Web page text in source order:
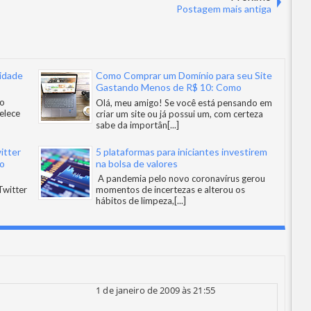
Postagem mais antiga
Como Comprar um Domínio para seu Site
Gastando Menos de R$ 10: Como
Economizar e Potencializar sua Presença
Online
Olá, meu amigo! Se você está pensando em
criar um site ou já possui um, com certeza
sabe da importân[...]
5 plataformas para iniciantes investirem
na bolsa de valores
A pandemia pelo novo coronavírus gerou
momentos de incertezas e alterou os
hábitos de limpeza,[...]
1 de janeiro de 2009 às 21:55